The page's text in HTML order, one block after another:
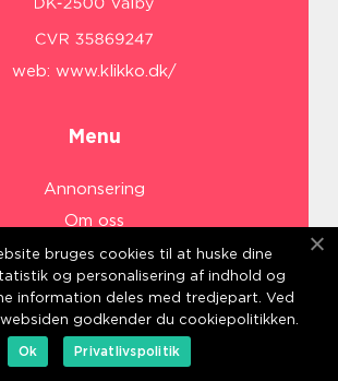
web: www.klikko.dk/
Menu
Annonsering
Om oss
Cookies
Kontakta oss
Sitemap
bruges cookies til at huske dine
og personalisering af indhold og
information deles med tredjepart. Ved
godkender du cookiepolitikken.
Ok
Privatlivspolitik